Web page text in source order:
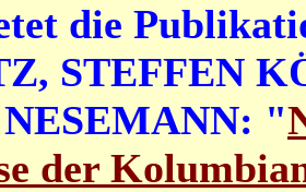
die
STEFFEN
"
der